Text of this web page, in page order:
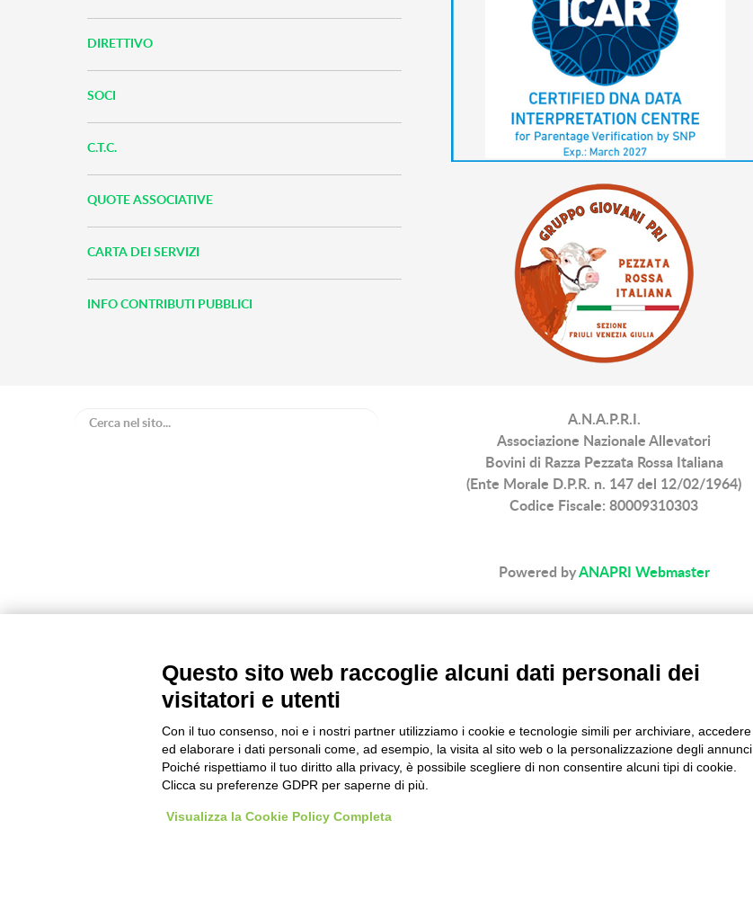
DIRETTIVO
SOCI
C.T.C.
QUOTE ASSOCIATIVE
CARTA DEI SERVIZI
INFO CONTRIBUTI PUBBLICI
A.N.A.P.R.I.
Associazione Nazionale Allevatori
Bovini di Razza Pezzata Rossa Italiana
(Ente Morale D.P.R. n. 147 del 12/02/1964)
Codice Fiscale: 80009310303
Powered byANAPRI Webmaster
Questo sito web raccoglie alcuni dati personali dei
visitatori e utenti
Con il tuo consenso, noi e i nostri partner utilizziamo i cookie e tecnologie simili per archiviare, accedere
ed elaborare i dati personali come, ad esempio, la visita al sito web o la personalizzazione degli annunci.
Poiché rispettiamo il tuo diritto alla privacy, è possibile scegliere di non consentire alcuni tipi di cookie.
Clicca su preferenze GDPR per saperne di più.
Visualizza la Cookie Policy Completa